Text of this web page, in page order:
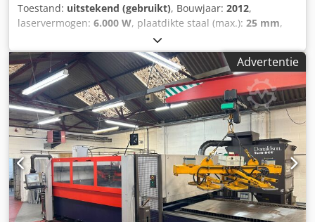
Toestand: uitstekend (gebruikt), Bouwjaar: 2012,
laservermogen: 6.000 W, plaatdikte staal (max.): 25 mm,
, Gebruikte volledig onderhouden,
schoon snijdende Bystronic Bystar 4020 6kw 4meter x
4meter flatbed industriële cnc laser te koop Krachtige
Bystronic Bystar 4020 4meter x 2meter cnc laser te koop
Vermogen: 6kw / 6000 watt / Bylaser 6000 Snijgebied:
4000mm x 2000mm Jaar / nieuw: 2012 Chodpfxeqcu Avs
Agrea Volledig geserviced bij Bystronic en goed
onderhouden Met roterende as voor het snijden van stalen
buis Snijkoppen: 5inch, 7,5inch en 7,5inch lange kop In
goed werkende staat, te zien in productie Levering,
installatie en leergeld kunnen worden geoffreerd Ideaal
voor het snijden van dik roestvrij staal, zacht staal en
aluminium
Advertentie